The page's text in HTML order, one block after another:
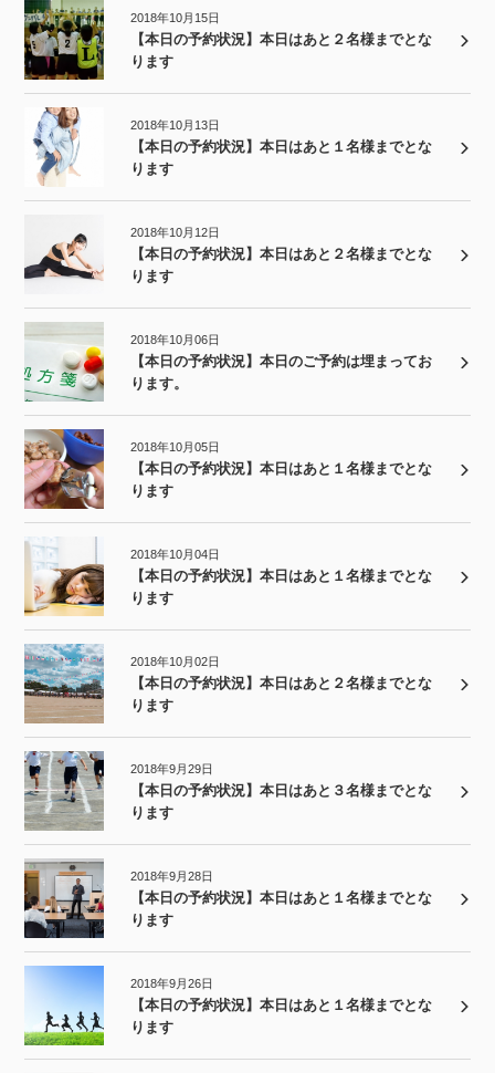
2018年10月15日
【本日の予約状況】本日はあと２名様までとな
ります
2018年10月13日
【本日の予約状況】本日はあと１名様までとな
ります
2018年10月12日
【本日の予約状況】本日はあと２名様までとな
ります
2018年10月06日
【本日の予約状況】本日のご予約は埋まってお
ります。
2018年10月05日
【本日の予約状況】本日はあと１名様までとな
ります
2018年10月04日
【本日の予約状況】本日はあと１名様までとな
ります
2018年10月02日
【本日の予約状況】本日はあと２名様までとな
ります
2018年9月29日
【本日の予約状況】本日はあと３名様までとな
ります
2018年9月28日
【本日の予約状況】本日はあと１名様までとな
ります
2018年9月26日
【本日の予約状況】本日はあと１名様までとな
ります